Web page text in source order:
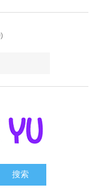
搜索